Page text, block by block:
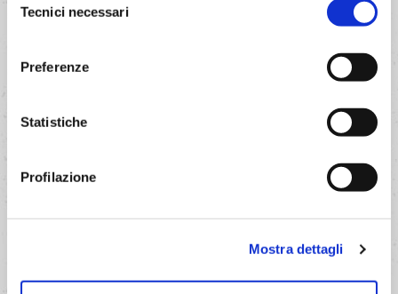
anche sul trasferimento dei dati a fornitori di tecnologia e
partner negli Stati Uniti consultare la nostra informativa
selezionare o negare il tuo consenso per alcuni o tutti i
possibile revocare il consenso in qualsiasi momento.
delTecnici necessari
Preferenze
Statistiche
Profilazione
Mostra dettagli
zucchero, vanillina, aroma limone
finché l'impasto assume un
formando lunghe punte.